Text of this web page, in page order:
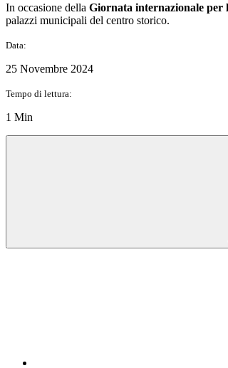
In occasione della Giornata internazionale per
palazzi municipali del centro storico.
Data:
25 Novembre 2024
Tempo di lettura:
1 Min